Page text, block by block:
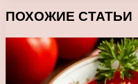
ПОХОЖИЕ СТАТЬИ